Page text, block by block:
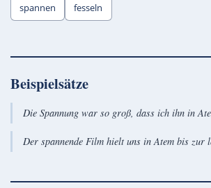
spannen fesseln
Beispielsätze
Die Spannung war so groß, dass ich ihn in
Der spannende Film hielt uns in Atem bis zur